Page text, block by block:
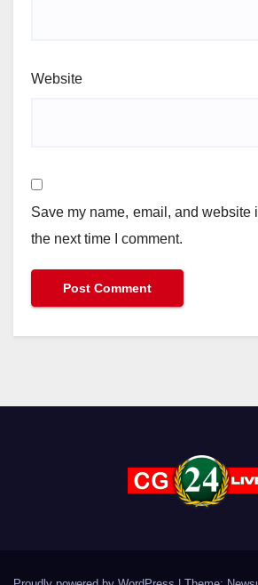
Website
Save my name, email, and website
the next time I comment.